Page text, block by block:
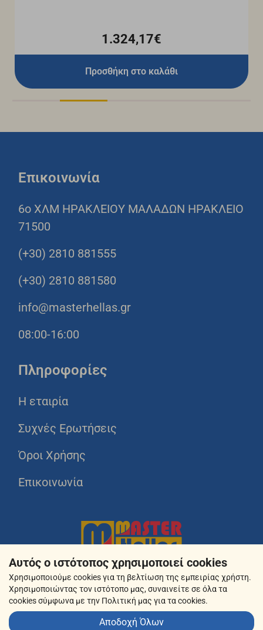
1.324,17€
Προσθήκη στο καλάθι
Επικοινωνία
6o ΧΛΜ ΗΡΑΚΛΕΙΟΥ ΜΑΛΑΔΩΝ ΗΡΑΚΛΕΙΟ
71500
(+30) 2810 881555
(+30) 2810 881580
info@masterhellas.gr
08:00-16:00
Πληροφορίες
Η εταιρία
Συχνές Ερωτήσεις
Όροι Χρήσης
Επικοινωνία
Αυτός ο ιστότοπος χρησιμοποιεί cookies
Χρησιμοποιούμε cookies για τη βελτίωση της εμπειρίας χρήστη.
Χρησιμοποιώντας τον ιστότοπο μας, συναινείτε σε όλα τα
cookies σύμφωνα με την Πολιτική μας για τα cookies.
Αποδοχή Όλων